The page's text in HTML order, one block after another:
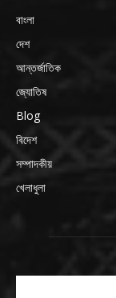
বাংলা
দেশ
আন্তর্জাতিক
জ্যোতিষ
Blog
বিদেশ
সম্পাদকীয়
খেলাধুলা